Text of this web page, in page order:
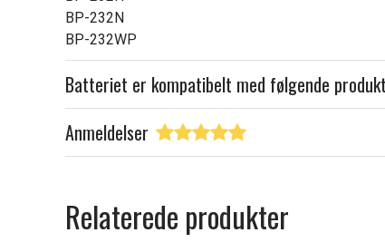
BP-232N
BP-232WP
Batteriet er kompatibelt med følgende
Anmeldelser
Relaterede produkter